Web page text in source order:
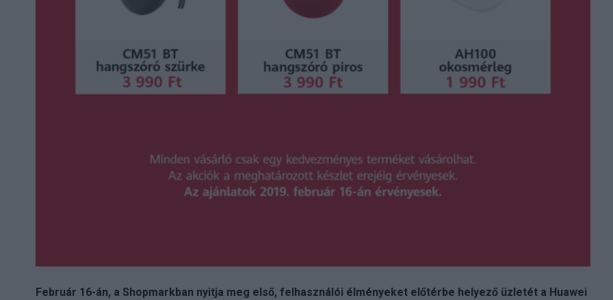
Február 16-án, a Shopmarkban nyitja meg első, felhasználói élményeket előtérbe helyező üzletét a Huawei